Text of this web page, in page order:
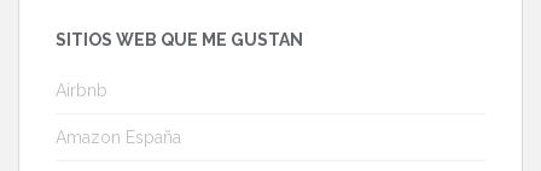
SITIOS WEB QUE ME GUSTAN
Airbnb
Amazon España